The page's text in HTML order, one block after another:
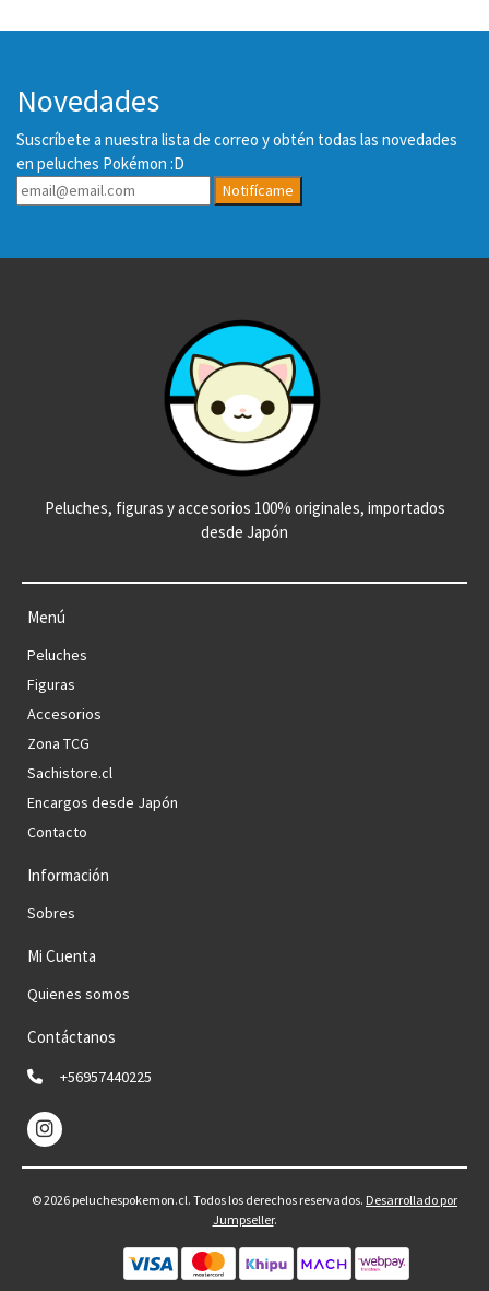
Novedades
Suscríbete a nuestra lista de correo y obtén todas las novedades
en peluches Pokémon :D
Notifícame
Peluches, figuras y accesorios 100% originales, importados
desde Japón
Menú
Peluches
Figuras
Accesorios
Zona TCG
Sachistore.cl
Encargos desde Japón
Contacto
Información
Sobres
Mi Cuenta
Quienes somos
Contáctanos
+56957440225
© 2026 peluchespokemon.cl. Todos los derechos reservados. Desarrollado por
Jumpseller.